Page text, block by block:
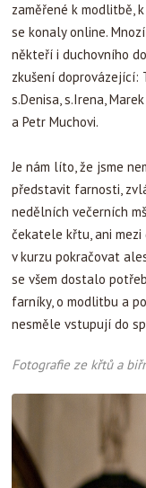
zaměřené k modlitbě,
se konaly online.
někteří i duchovního
zkušení doprovázející:
s.Denisa, s.Irena,
a Petr Muchovi.
Je nám líto, že jsme
představit farnosti,
nedělních večerních
čekatele křtu, ani mezi
v kurzu pokračovat
se všem dostalo
farníky, o modlitbu a
nesměle vstupují do
Fotografie ze křtů a